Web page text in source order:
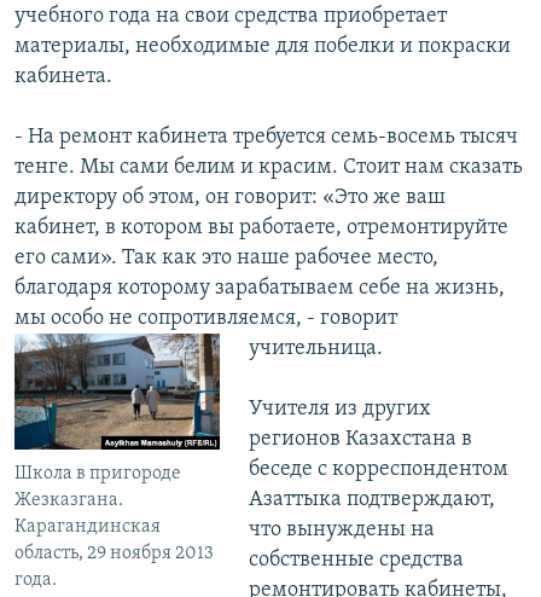
учебного года на свои средства приобретает
материалы, необходимые для побелки и покраски
кабинета.
- На ремонт кабинета требуется семь-восемь тысяч
тенге. Мы сами белим и красим. Стоит нам сказать
директору об этом, он говорит: «Это же ваш
кабинет, в котором вы работаете, отремонтируйте
его сами». Так как это наше рабочее место,
благодаря которому зарабатываем себе на жизнь,
мы особо не сопротивляемся, - говорит
учительница.
Школа в пригороде
Жезказгана.
Карагандинская
область, 29 ноября 2013
года.
Учителя из других
регионов Казахстана в
беседе с корреспондентом
Азаттыка подтверждают,
что вынуждены на
собственные средства
ремонтировать кабинеты,